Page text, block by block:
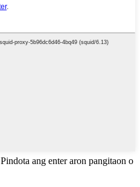
Pindota ang enter aron pangitaon o